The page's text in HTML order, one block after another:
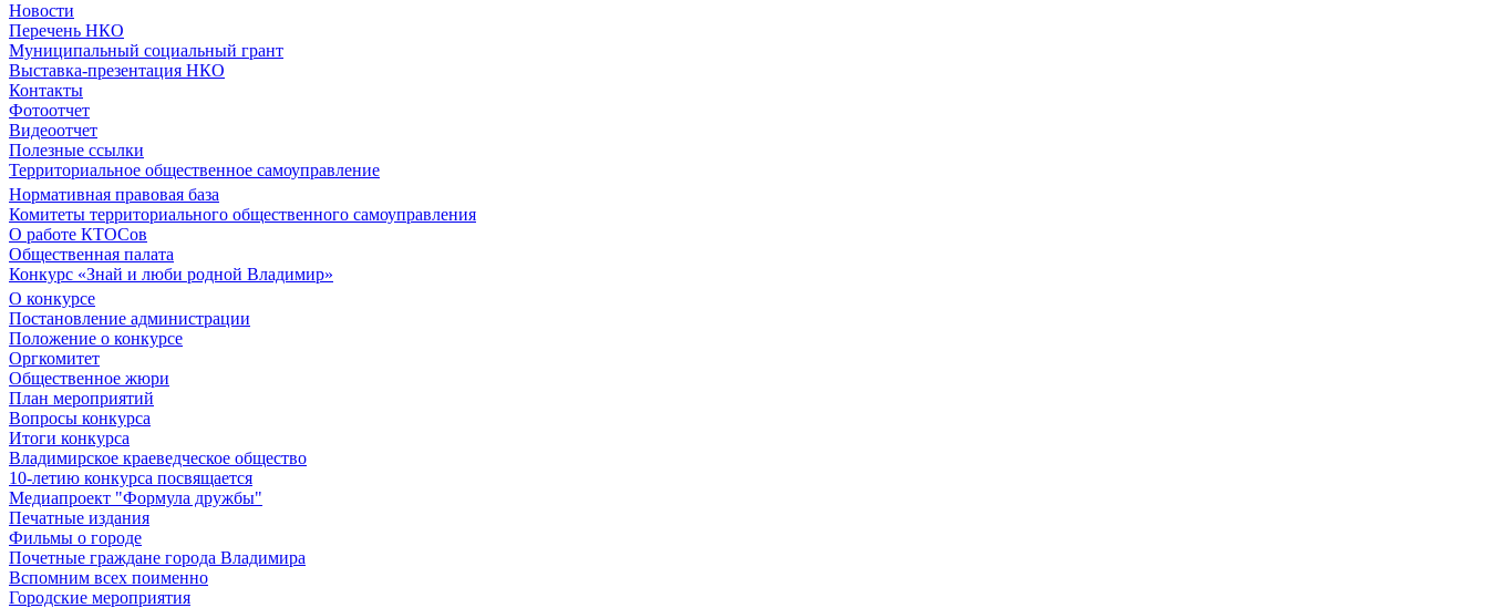
Новости
Перечень НКО
Муниципальный социальный грант
Выставка-презентация НКО
Контакты
Фотоотчет
Видеоотчет
Полезные ссылки
Территориальное общественное самоуправление
Нормативная правовая база
Комитеты территориального общественного самоуправления
О работе КТОСов
Общественная палата
Конкурс «Знай и люби родной Владимир»
О конкурсе
Постановление администрации
Положение о конкурсе
Оргкомитет
Общественное жюри
План мероприятий
Вопросы конкурса
Итоги конкурса
Владимирское краеведческое общество
10-летию конкурса посвящается
Медиапроект "Формула дружбы"
Печатные издания
Фильмы о городе
Почетные граждане города Владимира
Вспомним всех поименно
Городские мероприятия